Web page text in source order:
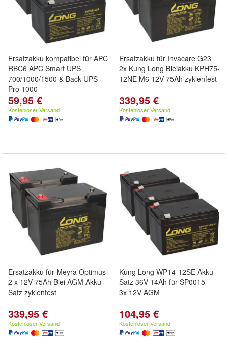
Ersatzakku kompatibel für APC
RBC6 APC Smart UPS
700/1000/1500 & Back UPS
Pro 1000
59,95 €
Kostenloser Versand
Ersatzakku für Invacare G23
2x Kung Long Bleiakku KPH75-
12NE M6 12V 75Ah zyklenfest
339,95 €
Kostenloser Versand
Ersatzakku für Meyra Optimus
2 x 12V 75Ah Blei AGM Akku-
Satz zyklenfest
339,95 €
Kostenloser Versand
Kung Long WP14-12SE Akku-
Satz 36V 14Ah für SP0015 –
3x 12V AGM
104,95 €
Kostenloser Versand